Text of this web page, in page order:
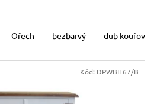
Ořech bezbarvý dub kouřový
Kód: DPWBIL67/B